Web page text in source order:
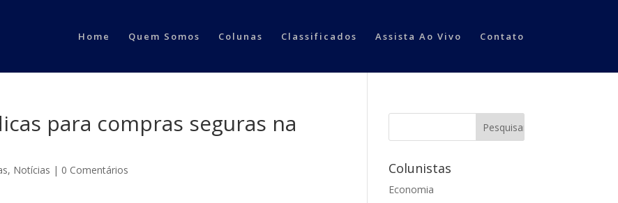
Home Quem Somos Colunas Classificados Assista Ao Vivo Contato
para compras seguras na
, Notícias | 0 Comentários Colunistas
Economia